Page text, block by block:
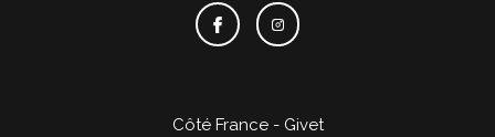
Côté France - Givet